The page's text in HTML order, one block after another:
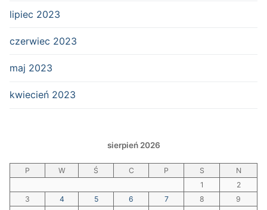
lipiec 2023
czerwiec 2023
maj 2023
kwiecień 2023
sierpień 2026
P W Ś C P S
N
1
2
3
4 5 6 7 8
9